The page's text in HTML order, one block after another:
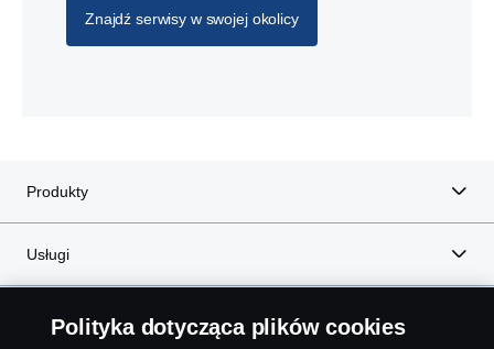
Znajdź serwisy w swojej okolicy
Produkty
Usługi
O Scania
Polityka dotycząca plików cookies